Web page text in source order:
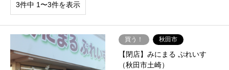
3件中 1〜3件を表示
買う！ 秋田市
【閉店】みにまる ぷれいす
（秋田市土崎）